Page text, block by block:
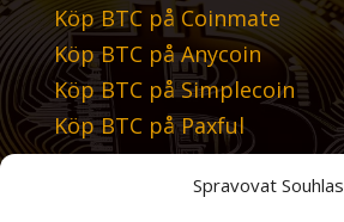
Spravovat Souhlas
Köp BTC på Coinmate
Köp BTC på Anycoin
Köp BTC på Simplecoin
Köp BTC på Paxful
Vi rekommenderar